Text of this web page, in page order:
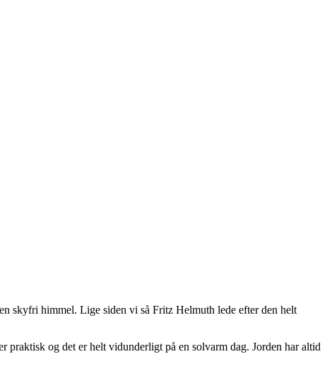
skyfri himmel. Lige siden vi så Fritz Helmuth lede efter den helt
og det er helt vidunderligt på en solvarm dag. Jorden har altid